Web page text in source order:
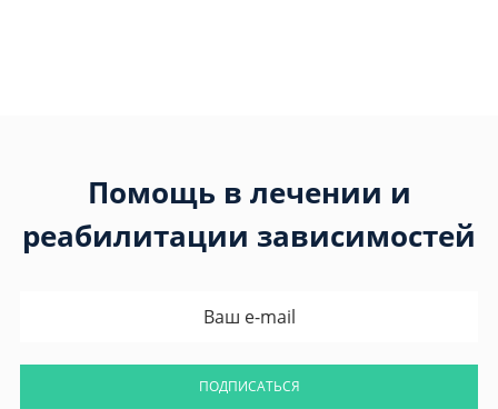
Помощь в лечении и
реабилитации зависимостей
ПОДПИСАТЬСЯ